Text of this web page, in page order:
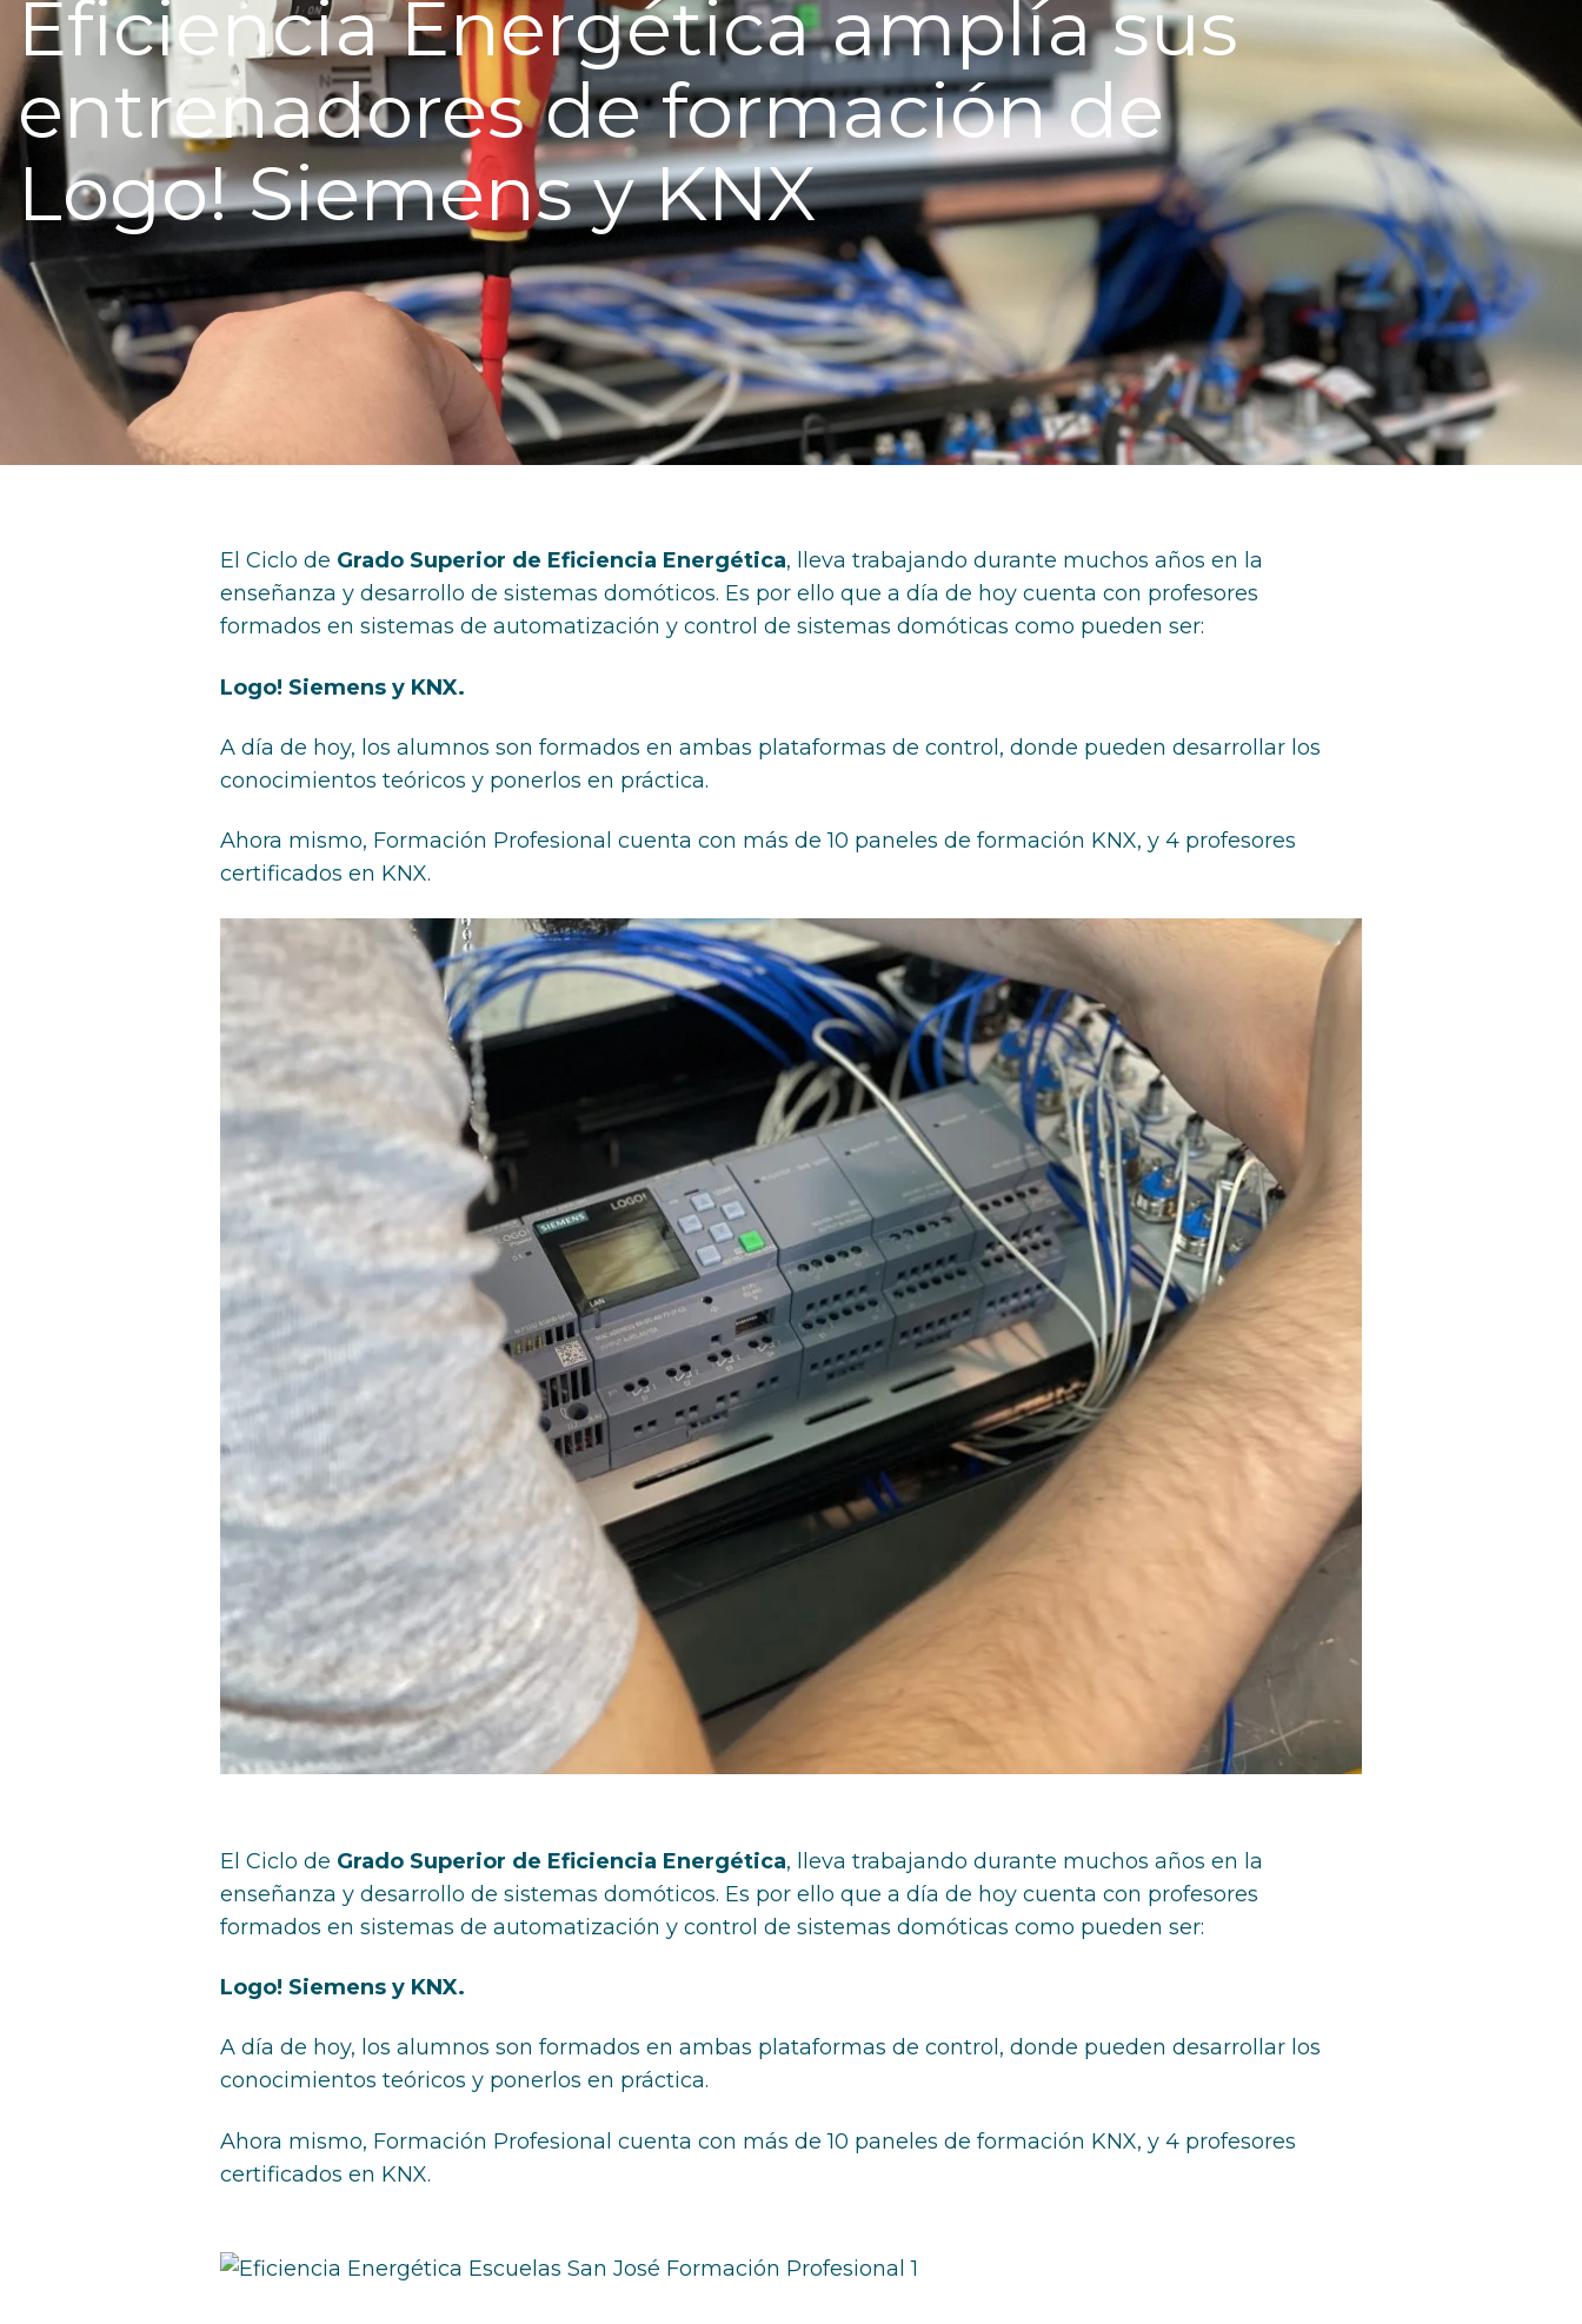
Eficiencia Energética amplía sus
entrenadores de formación de
Logo! Siemens y KNX
El Ciclo de Grado Superior de Eficiencia Energética, lleva trabajando durante muchos años en la
enseñanza y desarrollo de sistemas domóticos. Es por ello que a día de hoy cuenta con profesores
formados en sistemas de automatización y control de sistemas domóticas como pueden ser:
Logo! Siemens y KNX.
A día de hoy, los alumnos son formados en ambas plataformas de control, donde pueden desarrollar los
conocimientos teóricos y ponerlos en práctica.
Ahora mismo, Formación Profesional cuenta con más de 10 paneles de formación KNX, y 4 profesores
certificados en KNX.
El Ciclo de Grado Superior de Eficiencia Energética, lleva trabajando durante muchos años en la
enseñanza y desarrollo de sistemas domóticos. Es por ello que a día de hoy cuenta con profesores
formados en sistemas de automatización y control de sistemas domóticas como pueden ser:
Logo! Siemens y KNX.
A día de hoy, los alumnos son formados en ambas plataformas de control, donde pueden desarrollar los
conocimientos teóricos y ponerlos en práctica.
Ahora mismo, Formación Profesional cuenta con más de 10 paneles de formación KNX, y 4 profesores
certificados en KNX.